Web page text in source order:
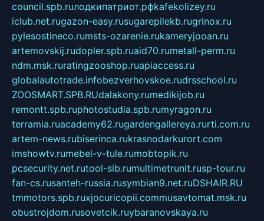
council.spb.ruлодкипатриот.рфkafekolizey.ru
iclub.net.rugazon-easy.rusugarepilekb.rugrinox.ru
pylesostineco.rumsts-ozarenie.rukameryjooan.ru
artemovskij.rudopler.spb.ruaid70.rumetall-perm.ru
ndm.msk.ruratingzooshop.ruapiaccess.ru
globalautotrade.infobezverhovskoe.rudrsschool.ru
ZOOSMART.SPB.RUdalakony.rumedikijob.ru
remontt.spb.ruphotostudia.spb.rumyragon.ru
terramia.ruacademy62.rugardengallereya.rurti.com.ru
artem-news.rubiserinca.rukrasnodarkurort.com
imshowtv.rumebel-v-tule.rumobtopik.ru
pcsecurity.net.rutool-sib.rumultimetrunit.rusp-tour.ru
fan-cs.rusanteh-russia.rusymbian9.net.ruDSHAIR.RU
tmmotors.spb.ruxjocuricopii.commusavtomat.msk.ru
obustrojdom.rusovetcik.ruybaranovskaya.ru